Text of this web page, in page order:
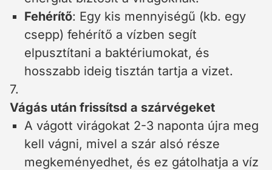
Fehérítő: Egy kis mennyiségű (kb. egy
csepp) fehérítő a vízben segít
elpusztítani a baktériumokat, és
hosszabb ideig tisztán tartja a vizet.
7.
Vágás után frissítsd a szárvégeket
A vágott virágokat 2-3 naponta újra meg
kell vágni, mivel a szár alsó része
megkeményedhet, és ez gátolhatja a víz